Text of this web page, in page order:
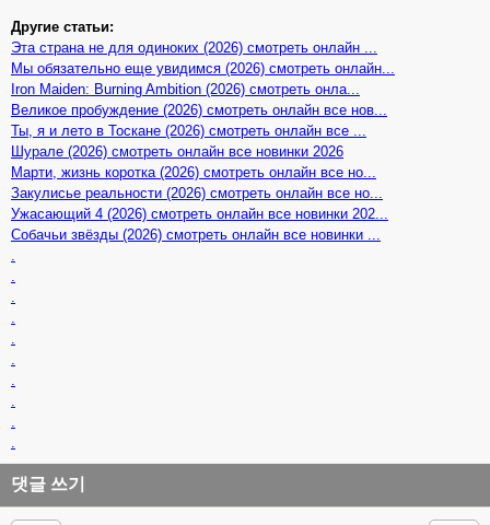
Другие статьи:
Эта страна не для одиноких (2026) смотреть онлайн ...
Мы обязательно еще увидимся (2026) смотреть онлайн...
Iron Maiden: Burning Ambition (2026) смотреть онла...
Великое пробуждение (2026) смотреть онлайн все нов...
Ты, я и лето в Тоскане (2026) смотреть онлайн все ...
Шурале (2026) смотреть онлайн все новинки 2026
Марти, жизнь коротка (2026) смотреть онлайн все но...
Закулисье реальности (2026) смотреть онлайн все но...
Ужасающий 4 (2026) смотреть онлайн все новинки 202...
Собачьи звёзды (2026) смотреть онлайн все новинки ...
댓글 쓰기